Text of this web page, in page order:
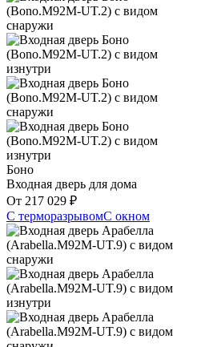
Боно
Входная дверь для дома
От 217 029 ₽
С терморазрывомС окном